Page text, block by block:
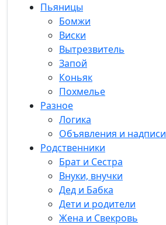
Пьяницы
Бомжи
Виски
Вытрезвитель
Запой
Коньяк
Похмелье
Разное
Логика
Объявления и надписи
Родственники
Брат и Сестра
Внуки, внучки
Дед и Бабка
Дети и родители
Жена и Свекровь